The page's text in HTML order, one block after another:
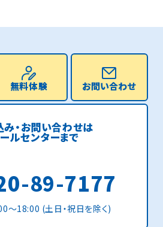
無料体験 お問い合わせ
み・お問い合わせは
ルセンターまで
89-7177
〜18:00 (土日・祝日を除く)